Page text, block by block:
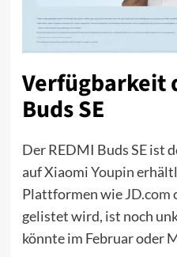
Verfügbarkeit
Buds SE
Der REDMI Buds SE ist
auf XiaomiYoupin
Plattformen wieJD.com
gelistet wird, ist noch
könnte im Februar oder